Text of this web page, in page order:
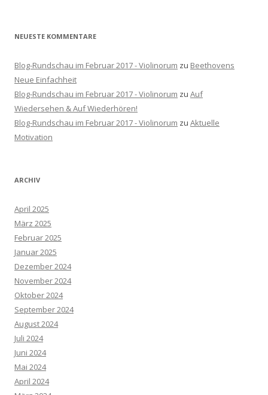
NEUESTE KOMMENTARE
Blog-Rundschau im Februar 2017 - Violinorum zu Beethovens
Neue Einfachheit
Blog-Rundschau im Februar 2017 - Violinorum zu Auf
Wiedersehen & Auf Wiederhören!
Blog-Rundschau im Februar 2017 - Violinorum zu Aktuelle
Motivation
ARCHIV
April 2025
März 2025
Februar 2025
Januar 2025
Dezember 2024
November 2024
Oktober 2024
September 2024
August 2024
Juli 2024
Juni 2024
Mai 2024
April 2024